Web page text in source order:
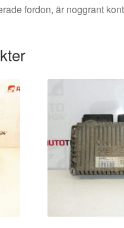
fordon, är noggrant